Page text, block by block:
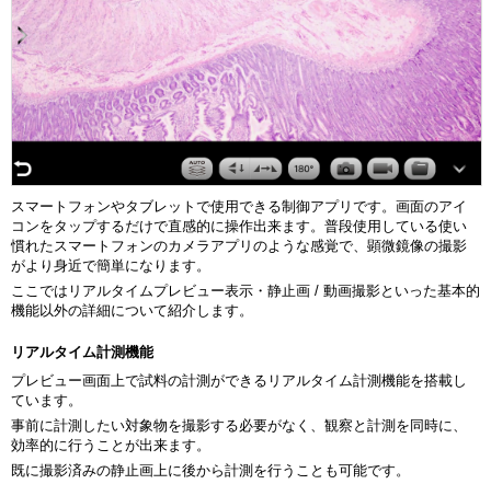
スマートフォンやタブレットで使用できる制御アプリです。画面のアイ
コンをタップするだけで直感的に操作出来ます。普段使用している使い
慣れたスマートフォンのカメラアプリのような感覚で、顕微鏡像の撮影
がより身近で簡単になります。
ここではリアルタイムプレビュー表示・静止画 / 動画撮影といった基本的
機能以外の詳細について紹介します。
リアルタイム計測機能
プレビュー画面上で試料の計測ができるリアルタイム計測機能を搭載し
ています。
事前に計測したい対象物を撮影する必要がなく、観察と計測を同時に、
効率的に行うことが出来ます。
既に撮影済みの静止画上に後から計測を行うことも可能です。